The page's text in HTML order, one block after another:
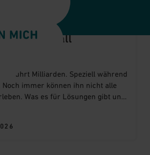
Fussball
berührt Milliarden. Speziell während
Noch immer können ihn nicht alle
Was es für Lösungen gibt und